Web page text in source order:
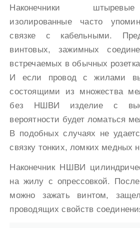
Наконечники
изолированные часто
связке с кабельными.
винтовых, зажимных
встречаемых в обычных
И если провод с жилами
состоящими из множества
без НШВИ изделие с
вероятности будет ломаться
В подобных случаях не
связку тонких, ломких медных
Наконечник НШВИ
на жилу с опрессовкой.
можно зажать винтом,
проводящих свойств